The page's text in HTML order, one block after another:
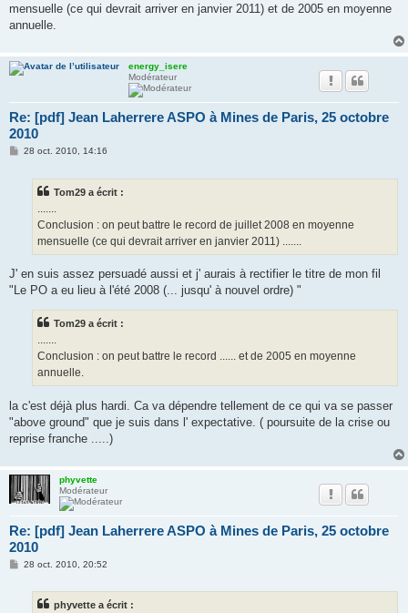
mensuelle (ce qui devrait arriver en janvier 2011) et de 2005 en moyenne
annuelle.
energy_isere
Modérateur
Re: [pdf] Jean Laherrere ASPO à Mines de Paris, 25 octobre
2010
M28 oct. 2010, 14:16
Tom29 a écrit :
Conclusion : on peut battre le record de juillet 2008 en moyenne
mensuelle (ce qui devrait arriver en janvier 2011) .......
J' en suis assez persuadé aussi et j' aurais à rectifier le titre de mon fil
"Le PO a eu lieu à l'été 2008 (... jusqu' à nouvel ordre) "
Tom29 a écrit :
.......
Conclusion : on peut battre le record ...... et de 2005 en moyenne
annuelle.
la c'est déjà plus hardi. Ca va dépendre tellement de ce qui va se passer
"above ground" que je suis dans l' expectative. ( poursuite de la crise ou
reprise franche .....)
phyvette
Modérateur
Re: [pdf] Jean Laherrere ASPO à Mines de Paris, 25 octobre
2010
M28 oct. 2010, 20:52
phyvette a écrit :